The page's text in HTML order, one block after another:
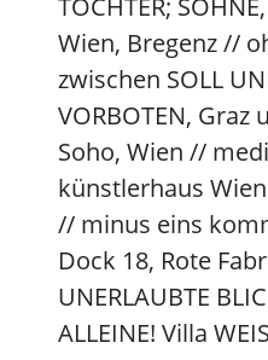
TÖCHTER;
Wien, Bregenz //
zwischen SOLL
VORBOTEN,
Soho, Wien //
künstlerhaus
// minus eins
Dock 18, Rote
UNERLAUBTE
ALLEINE! Villa